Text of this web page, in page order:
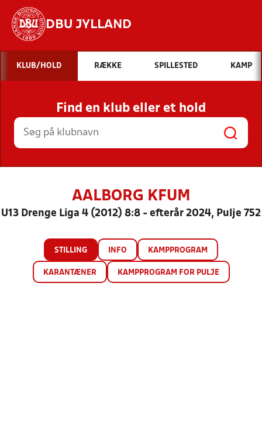
DBU JYLLAND
Hvad vil du søge efter?
INDHOLD OG NYHEDER
STILLINGER, RESULTATER, KLUBBER OG
HOLD
KLUB/HOLD RÆKKE SPILLESTED KAMP
Find en klub eller et hold
AALBORG KFUM
U13 Drenge Liga 4 (2012) 8:8 - efterår 2024, Pulje 752
STILLING INFO KAMPPROGRAM
KARANTÆNER KAMPPROGRAM FOR PULJE